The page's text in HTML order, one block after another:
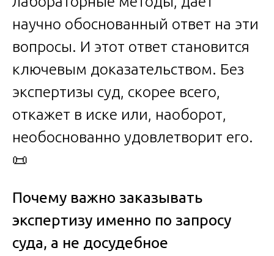
научно обоснованный ответ на эти
вопросы. И этот ответ становится
ключевым доказательством. Без
экспертизы суд, скорее всего,
откажет в иске или, наоборот,
необоснованно удовлетворит его.
📜
Почему важно заказывать
экспертизу именно по запросу
суда, а не досудебное